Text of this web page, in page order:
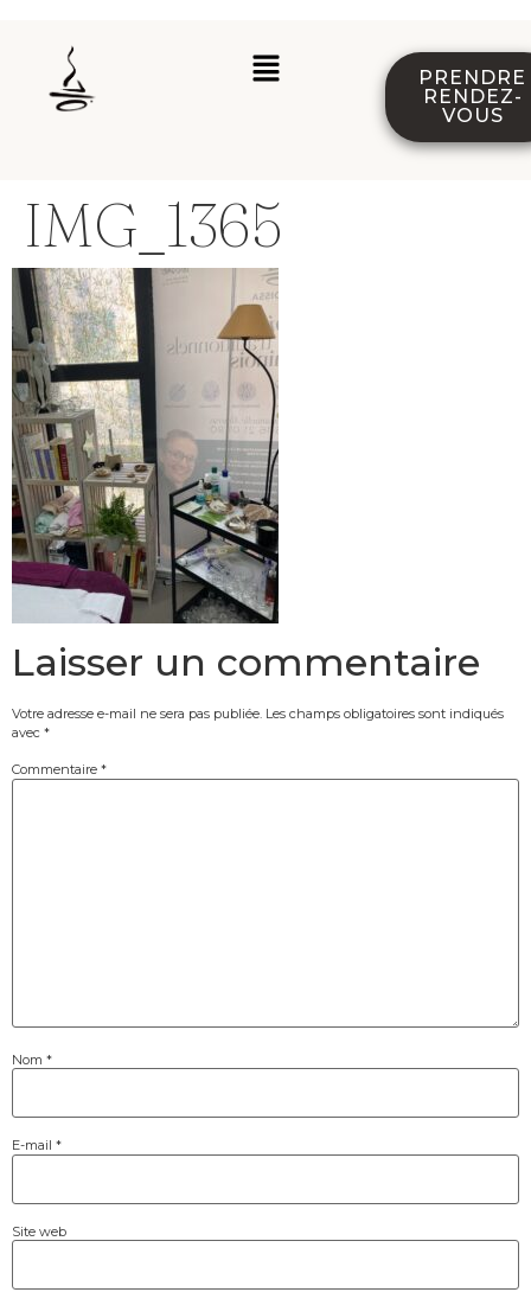
PRENDRE
RENDEZ-
VOUS
IMG_1365
Laisser un commentaire
Votre adresse e-mail ne sera pas publiée. Les champs obligatoires sont indiqués
avec *
Commentaire *
Nom *
E-mail *
Site web